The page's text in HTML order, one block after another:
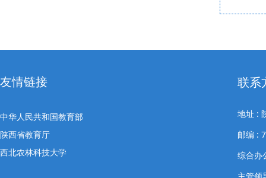
友情链接
中华人民共和国教育部
陕西省教育厅
西北农林科技大学
联系
地址 :
邮编 :
综合办